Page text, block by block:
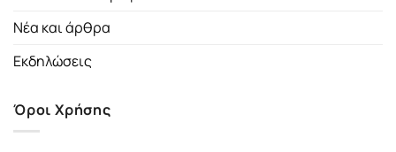
Νέα και άρθρα
Εκδηλώσεις
Όροι Χρήσης